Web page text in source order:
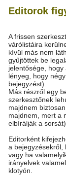
Editorok
A frissen
várólistáira
kívül más nem
gyűjtöttek be
jelentősége,
lényeg, hogy
bejegyzést).
Más részről egy
szerkesztőnek
majdnem
majdnem, mert a
elbírálják a sorsát).
Editorként
a bejegyzésekről,
vagy ha
irányelvek
klotyón.